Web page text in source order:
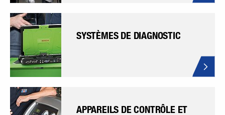
SYSTÈMES DE DIAGNOSTIC
APPAREILS DE CONTRÔLE ET